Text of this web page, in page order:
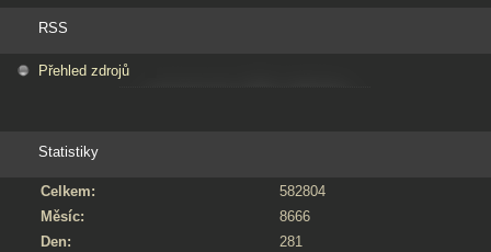
RSS
Přehled zdrojů
Statistiky
Celkem:
582804
Měsíc:
8666
Den:
281